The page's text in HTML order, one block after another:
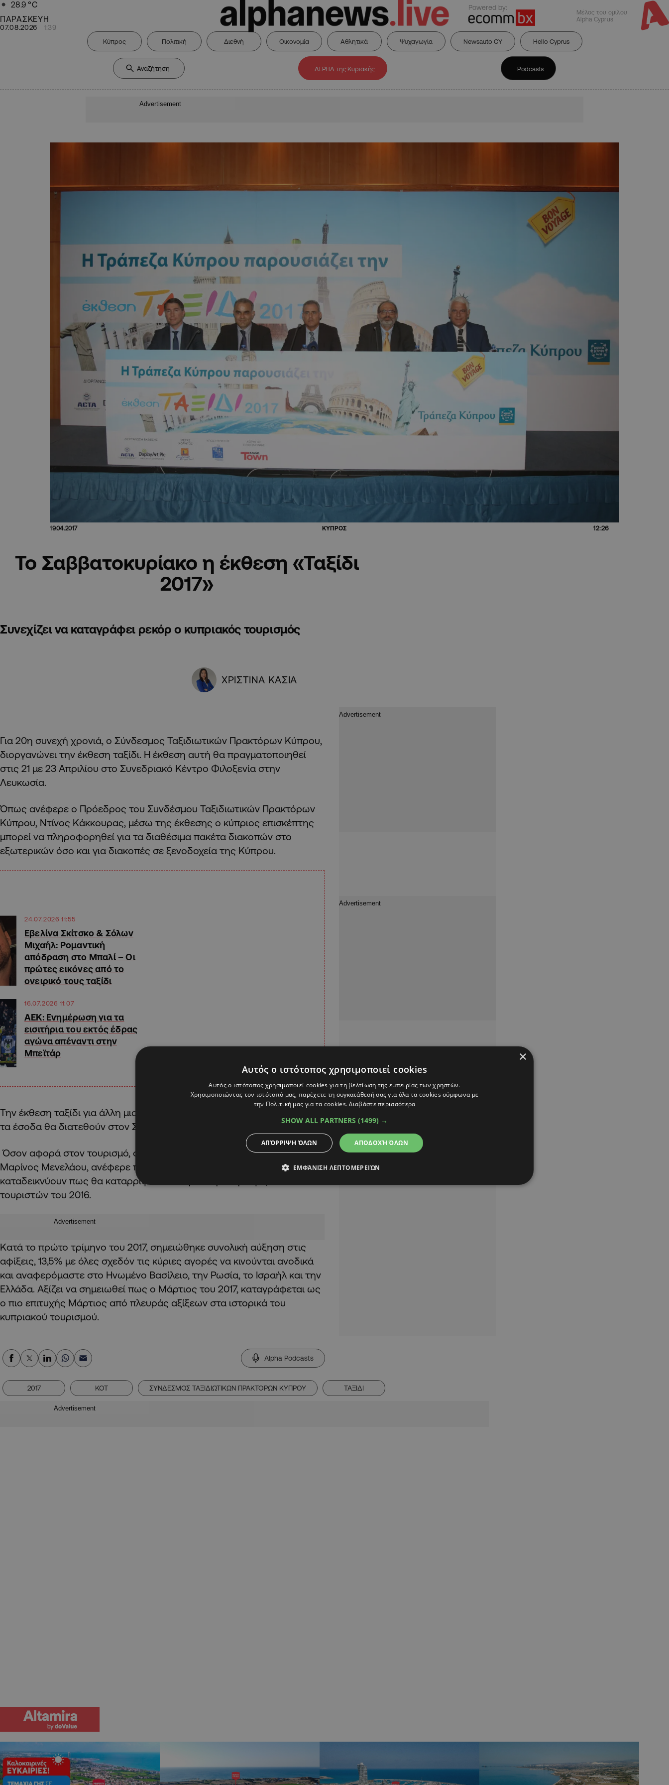
28.9 °C
ΠΑΡΑΣΚΕΥΗ
07.08.2026 1:39
Powered by:
Μέλος του ομίλου
Alpha Cyprus
Κύπρος Πολιτική Διεθνή Οικονομία Αθλητικά Ψυχαγωγία Newsauto CY Hello Cyprus
ALPHA της Κυριακής Podcasts
Advertisement
19.04.2017 ΚΥΠΡΟΣ 12:26
Το Σαββατοκυρίακο η έκθεση «Ταξίδι
2017»
Συνεχίζει να καταγράφει ρεκόρ ο κυπριακός τουρισμός
ΧΡΙΣΤΙΝΑ ΚΑΣΙΑ
Για 20η συνεχή χρονιά, ο Σύνδεσμος Ταξιδιωτικών Πρακτόρων Κύπρου,
διοργανώνει την έκθεση ταξίδι. Η έκθεση αυτή θα πραγματοποιηθεί
στις 21 με 23 Απριλίου στο Συνεδριακό Κέντρο Φιλοξενία στην
Λευκωσία.
Όπως ανέφερε ο Πρόεδρος του Συνδέσμου Ταξιδιωτικών Πρακτόρων
Κύπρου, Ντίνος Κάκκουρας, μέσω της έκθεσης ο κύπριος επισκέπτης
μπορεί να πληροφορηθεί για τα διαθέσιμα πακέτα διακοπών στο
εξωτερικών όσο και για διακοπές σε ξενοδοχεία της Κύπρου.
24.07.2026 11:55
Εβελίνα Σκίτσκο & Σόλων
Μιχαήλ: Ρομαντική
απόδραση στο Μπαλί – Οι
πρώτες εικόνες από το
ονειρικό τους ταξίδι
16.07.2026 11:07
ΑΕΚ: Ενημέρωση για τα
εισιτήρια του εκτός έδρας
αγώνα απέναντι στην
Μπεϊτάρ
Την έκθεση ταξίδι για άλλη μια χρονιά στηρίζει η Τράπεζα Κύπρου ενώ
τα έσοδα θα διατεθούν στον Σύνδεσμο Ένα όνειρο μια ευχή.
Όσον αφορά στον τουρισμό, ο αναπληρωτής πρόεδρος του ΚΟΤ,
Μαρίνος Μενελάου, ανέφερε πως τα στατιστικά στοιχεία
καταδεικνύουν πως θα καταρριφθεί το περσινό ρεκόρ αφίξεων
τουριστών του 2016.
Advertisement
Κατά το πρώτο τρίμηνο του 2017, σημειώθηκε συνολική αύξηση στις
αφίξεις, 13,5% με όλες σχεδόν τις κύριες αγορές να κινούνται ανοδικά
και αναφερόμαστε στο Ηνωμένο Βασίλειο, την Ρωσία, το Ισραήλ και την
Ελλάδα. Αξίζει να σημειωθεί πως ο Μάρτιος του 2017, καταγράφεται ως
ο πιο επιτυχής Μάρτιος από πλευράς αξίξεων στα ιστορικά του
κυπριακού τουρισμού.
Alpha Podcasts
2017 ΚΟΤ ΣΥΝΔΕΣΜΟΣ ΤΑΞΙΔΙΩΤΙΚΩΝ ΠΡΑΚΤΟΡΩΝ ΚΥΠΡΟΥ ΤΑΞΙΔΙ
Advertisement
×
Αυτός ο ιστότοπος χρησιμοποιεί cookies
Αυτός ο ιστότοπος χρησιμοποιεί cookies για τη βελτίωση της εμπειρίας των χρηστών.
Χρησιμοποιώντας τον ιστότοπό μας, παρέχετε τη συγκατάθεσή σας για όλα τα cookies σύμφωνα με
την Πολιτική μας για τα cookies.Διαβάστε περισσότερα
SHOW ALL PARTNERS (1499) →
ΑΠΟΔΟΧΉ ΌΛΩΝ
ΑΠΌΡΡΙΨΗ ΌΛΩΝ
ΕΜΦΆΝΙΣΗ ΛΕΠΤΟΜΕΡΕΙΏΝ